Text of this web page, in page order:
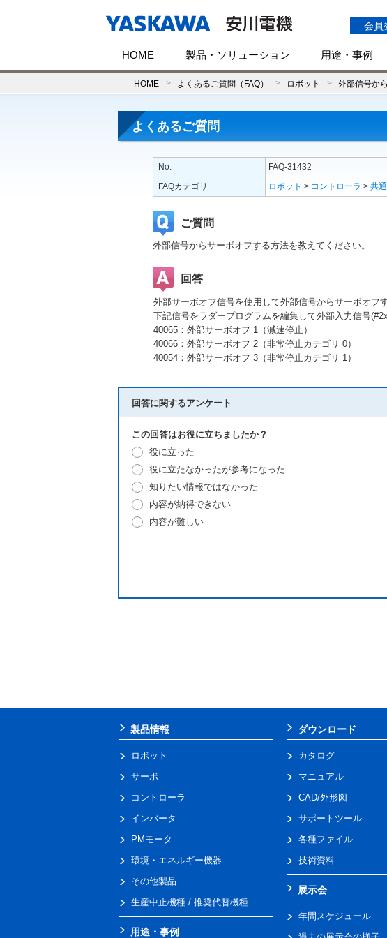
会員
HOME 製品・ソリューション 用途・事例
HOME よくあるご質問（FAQ） ロボット 外部信号か
よくあるご質問
No.
FAQ-31432
FAQカテゴリ
ロボット > コントローラ > 共通
ご質問
外部信号からサーボオフする方法を教えてください。
回答
外部サーボオフ信号を使用して外部信号からサーボオフ
下記信号をラダープログラムを編集して外部入力信号
40065：外部サーボオフ 1（減速停止）
40066：外部サーボオフ 2（非常停止カテゴリ 0）
40054：外部サーボオフ 3（非常停止カテゴリ 1）
回答に関するアンケート
この回答はお役に立ちましたか？
役に立った
役に立たなかったが参考になった
知りたい情報ではなかった
内容が納得できない
内容が難しい
製品情報
ロボット
サーボ
コントローラ
インバータ
PMモータ
環境・エネルギー機器
その他製品
生産中止機種 / 推奨代替機種
用途・事例
ダウンロード
カタログ
マニュアル
CAD/外形図
サポートツール
各種ファイル
技術資料
展示会
年間スケジュール